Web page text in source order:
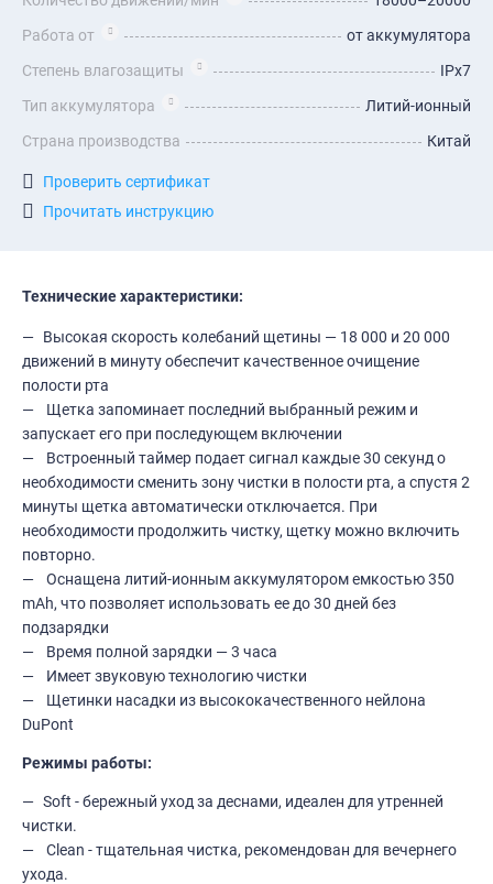
Работа от
от аккумулятора
Степень влагозащиты
IPx7
Тип аккумулятора
Литий-ионный
Страна производства
Китай
Проверить сертификат
Прочитать инструкцию
Технические характеристики:
Высокая скорость колебаний щетины — 18 000 и 20 000
движений в минуту обеспечит качественное очищение
полости рта
Щетка запоминает последний выбранный режим и
запускает его при последующем включении
Встроенный таймер подает сигнал каждые 30 секунд о
необходимости сменить зону чистки в полости рта, а спустя 2
минуты щетка автоматически отключается. При
необходимости продолжить чистку, щетку можно включить
повторно.
Оснащена литий-ионным аккумулятором емкостью 350
mAh, что позволяет использовать ее до 30 дней без
подзарядки
Время полной зарядки — 3 часа
Имеет звуковую технологию чистки
Щетинки насадки из высококачественного нейлона
DuPont
Режимы работы:
Soft - бережный уход за деснами, идеален для утренней
чистки.
Clean - тщательная чистка, рекомендован для вечернего
ухода.